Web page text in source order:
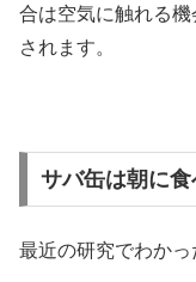
合は空気に触れる
されます。
サバ缶は朝に
最近の研究でわかっ